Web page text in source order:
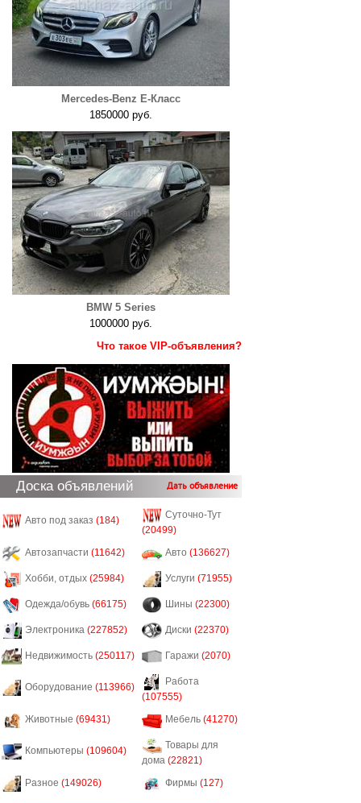
Mercedes-Benz E-Класс
1850000 руб.
BMW 5 Series
1000000 руб.
Что такое VIP-объявления?
Доска объявлений Дать объявление
Авто под заказ (184)
Суточно-Тут
(20499)
Автозапчасти (11642) Авто (136627)
Хобби, отдых (25984) Услуги (71955)
Одежда/обувь (66175) Шины (22300)
Электроника (227852) Диски (22370)
Недвижимость (250117) Гаражи (2070)
Оборудование (113966)
Работа
(107555)
Животные (69431) Мебель (41270)
Компьютеры (109604)
Товары для
дома (22821)
Разное (149026) Фирмы (127)